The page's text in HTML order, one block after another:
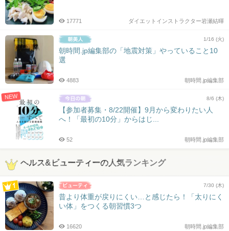
ダイエットインストラクター岩瀬結暉
17771
1/16 (火)
朝時間.jp編集部の「地震対策」やっていること10
選
朝時間.jp編集部
4883
NEW 8/6 (木)
【参加者募集・8/22開催】9月から変わりたい人
へ！「最初の10分」からはじ...
朝時間.jp編集部
52
ヘルス&ビューティーの人気ランキング
7/30 (木)
昔より体重が戻りにくい…と感じたら！「太りにく
い体」をつくる朝習慣3つ
朝時間.jp編集部
16620